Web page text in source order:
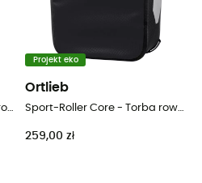
Projekt eko
Ortlieb
259,00 zł